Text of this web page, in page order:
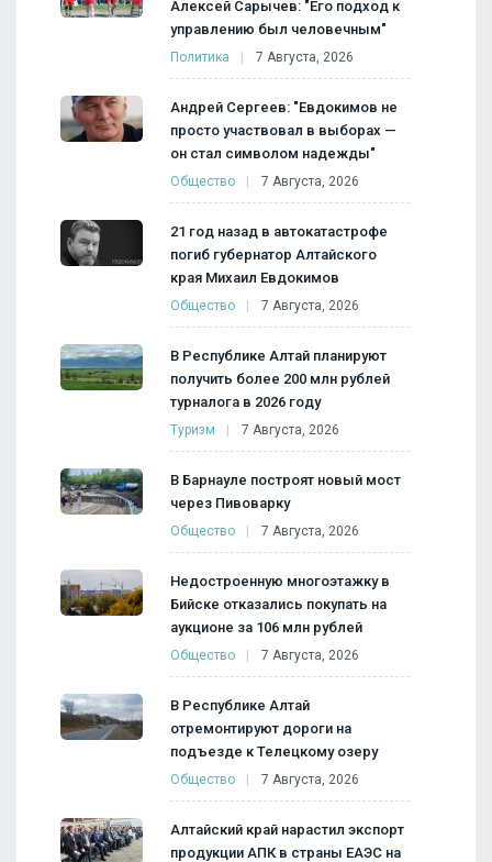
Алексей Сарычев: "Его подход к
управлению был человечным"
Политика 7 Августа, 2026
Андрей Сергеев: "Евдокимов не
просто участвовал в выборах —
он стал символом надежды"
Общество 7 Августа, 2026
21 год назад в автокатастрофе
погиб губернатор Алтайского
края Михаил Евдокимов
Общество 7 Августа, 2026
В Республике Алтай планируют
получить более 200 млн рублей
турналога в 2026 году
Туризм 7 Августа, 2026
В Барнауле построят новый мост
через Пивоварку
Общество 7 Августа, 2026
Недостроенную многоэтажку в
Бийске отказались покупать на
аукционе за 106 млн рублей
Общество 7 Августа, 2026
В Республике Алтай
отремонтируют дороги на
подъезде к Телецкому озеру
Общество 7 Августа, 2026
Алтайский край нарастил экспорт
продукции АПК в страны ЕАЭС на